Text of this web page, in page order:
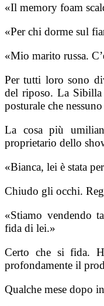
«Il memory foam
«Per chi dorme sul
«Mio marito russa.
Per tutti loro sono
del riposo. La Sibilla
posturale che
La cosa più
proprietario dello
«Bianca, lei è stata
Chiudo gli occhi.
«Stiamo vendendo
fida di lei.»
Certo che si fida.
profondamente il
Qualche mese dopo